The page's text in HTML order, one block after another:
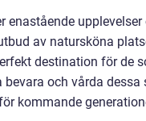
enastående
av natursköna
destination för de
och vårda
kommande